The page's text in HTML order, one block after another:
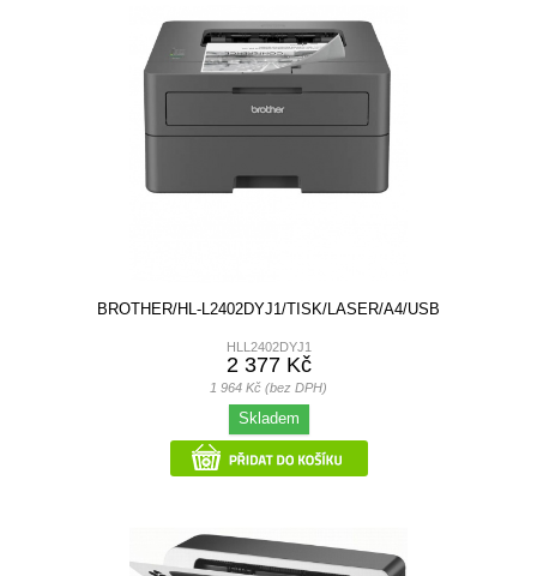
BROTHER/HL-L2402DYJ1/TISK/LASER/A4/USB
HLL2402DYJ1
2 377 Kč
1 964 Kč (bez DPH)
Skladem